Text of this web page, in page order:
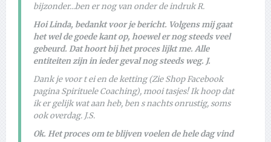
bijzonder…ben er nog van onder de indruk R.
Hoi Linda, bedankt voor je bericht. Volgens mij gaat
het wel de goede kant op, hoewel er nog steeds veel
gebeurd. Dat hoort bij het proces lijkt me. Alle
entiteiten zijn in ieder geval nog steeds weg. J.
Dank je voor t ei en de ketting (Zie Shop Facebook
pagina Spirituele Coaching), mooi tasjes! Ik hoop dat
ik er gelijk wat aan heb, ben s nachts onrustig, soms
ook overdag. J.S.
Ok. Het proces om te blijven voelen de hele dag vind